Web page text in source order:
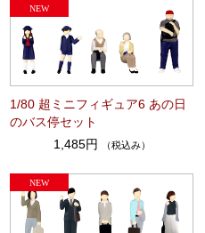
1/80 超ミニフィギュア6 あの日
のバス停セット
1,485円
（税込み）